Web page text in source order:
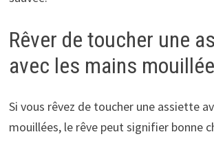
Rêver de toucher une
avec les mains
Si vous rêvez de toucher une assiette
mouillées, le rêve peut signifier bonne